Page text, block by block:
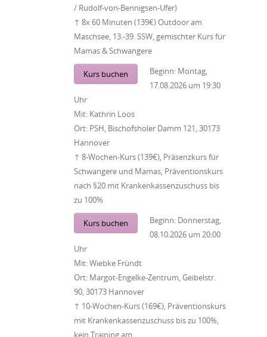
/ Rudolf-von-Bennigsen-Ufer)
↑ 8x 60 Minuten (139€) Outdoor am
Maschsee, 13.-39. SSW, gemischter Kurs für
Mamas & Schwangere
Kurs buchen Beginn: Montag,
17.08.2026 um 19:30
Uhr
Mit: Kathrin Loos
Ort: PSH, Bischofsholer Damm 121, 30173
Hannover
↑ 8-Wochen-Kurs (139€), Präsenzkurs für
Schwangere und Mamas, Präventionskurs
nach §20 mit Krankenkassenzuschuss bis
zu 100%
Kurs buchen Beginn: Donnerstag,
08.10.2026 um 20:00
Uhr
Mit:Wiebke Fründt
Ort: Margot-Engelke-Zentrum, Geibelstr.
90, 30173 Hannover
↑ 10-Wochen-Kurs (169€), Präventionskurs
mit Krankenkassenzuschuss bis zu 100%,
kein Training am